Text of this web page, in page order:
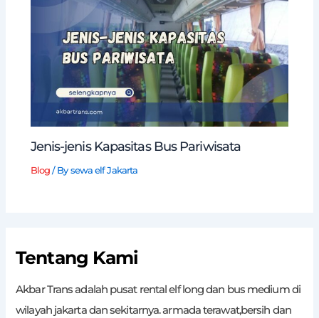
Jenis-jenis Kapasitas Bus Pariwisata
Blog/ By sewa elf Jakarta
Tentang Kami
Akbar Trans adalah pusat rental elf long dan bus medium di
wilayah jakarta dan sekitarnya. armada terawat,bersih dan